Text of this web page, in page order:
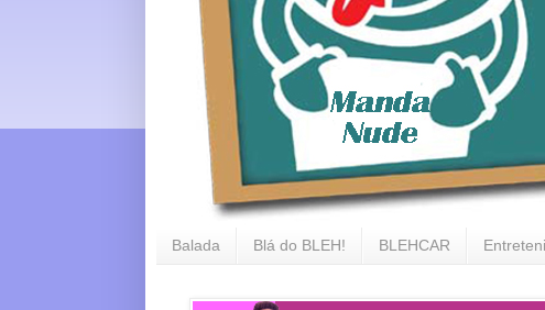
Balada Blá do BLEH! BLEHCAR